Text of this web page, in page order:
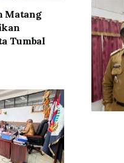
Matang
Tumbal